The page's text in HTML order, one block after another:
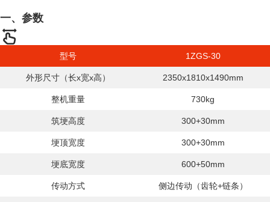
一、参数
型号 1ZGS-30
外形尺寸（长x宽x高） 2350x1810x1490mm
整机重量 730kg
筑埂高度 300+30mm
埂顶宽度 300+30mm
埂底宽度 600+50mm
传动方式 侧边传动（齿轮+链条）